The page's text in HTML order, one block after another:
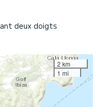
deux doigts
2 km
1 mi